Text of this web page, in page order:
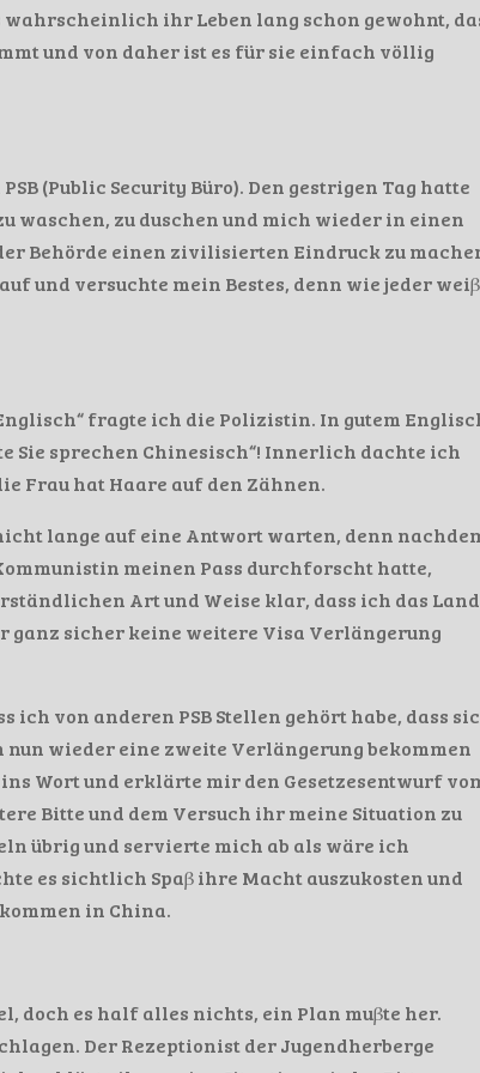
ihr Leben lang schon gewohnt,
und von daher ist es für sie einfach völlig
(Public Security Büro). Den gestrigen Tag hatte
waschen, zu duschen und mich wieder in einen
Behörde einen zivilisierten Eindruck zu
und versuchte mein Bestes, denn wie jeder
fragte ich die Polizistin. In gutem
Sie sprechen Chinesisch“! Innerlich dachte ich
Frau hat Haare auf den Zähnen.
lange auf eine Antwort warten, denn
meinen Pass durchforscht hatte,
Art und Weise klar, dass ich das Land
ganz sicher keine weitere Visa Verlängerung
von anderen PSB Stellen gehört habe, dass
nun wieder eine zweite Verlängerung bekommen
Wort und erklärte mir den Gesetzesentwurf
Bitte und dem Versuch ihr meine Situation zu
übrig und servierte mich ab als wäre ich
es sichtlich Spaβ ihre Macht auszukosten und
in China.
doch es half alles nichts, ein Plan muβte her.
Der Rezeptionist der Jugendherberge